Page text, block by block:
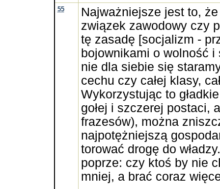
55
Najważniejsze jest to,
związek zawodowy czy
tę zasadę [socjalizm -
bojownikami o wolność
nie dla siebie się
cechu czy całej klasy,
Wykorzystując to
gołej i szczerej postaci,
frazesów), można
najpotężniejszą
torować drogę do
poprze: czy ktoś by nie
mniej, a brać coraz